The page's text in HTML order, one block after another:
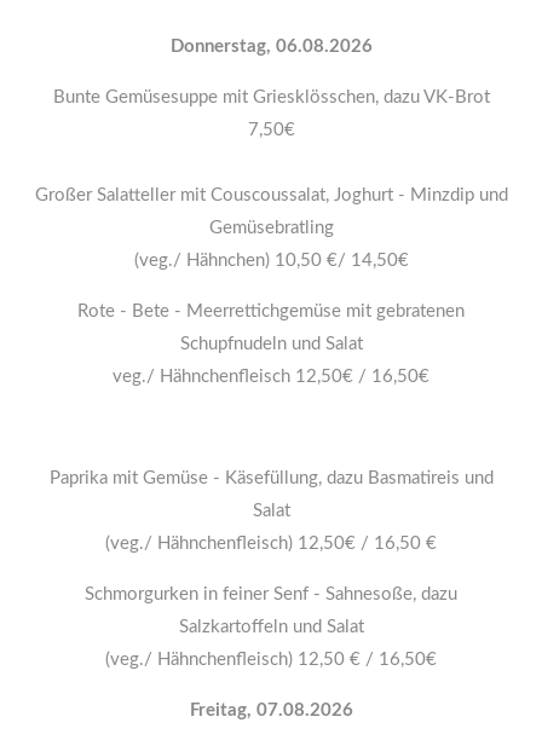
Donnerstag, 06.08.2026
Bunte Gemüsesuppe mit Griesklösschen, dazu VK-Brot
7,50€
Großer Salatteller mit Couscoussalat, Joghurt - Minzdip und
Gemüsebratling
(veg./ Hähnchen) 10,50 €/ 14,50€
Rote - Bete - Meerrettichgemüse mit gebratenen
Schupfnudeln und Salat
veg./ Hähnchenfleisch 12,50€ / 16,50€
Paprika mit Gemüse - Käsefüllung, dazu Basmatireis und
Salat
(veg./ Hähnchenfleisch) 12,50€ / 16,50 €
Schmorgurken in feiner Senf - Sahnesoße, dazu
Salzkartoffeln und Salat
(veg./ Hähnchenfleisch) 12,50 € / 16,50€
Freitag, 07.08.2026